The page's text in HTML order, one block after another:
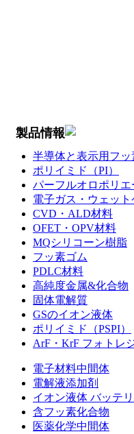
製品情報
半導体と表示用フッ
ポリイミド（PI）
パーフルオロポリエ
電子ガス・ウェッ
CVD・ALD材料
OFET・OPV材料
MQシリコーン樹脂
フッ素ゴム
PDLC材料
高純度金属&化合物
固体電解質
GSのイオン液体
ポリイミド（PSPI）
ArF・KrF フォトレ
電子材料中間体
電解液添加剤
イオン液体 バッテリ
含フッ素化合物
医薬化学中間体